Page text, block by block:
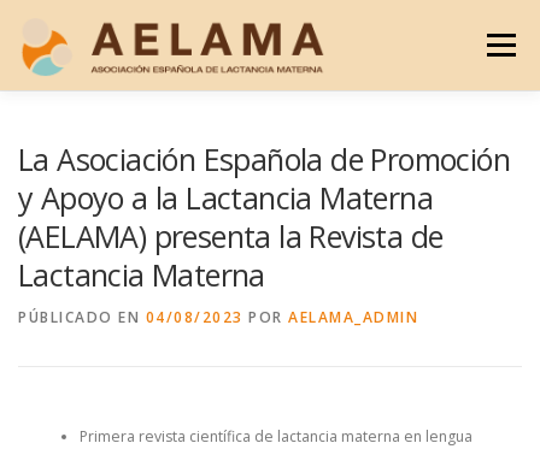
contenido
Menú
DOCUMENTOS HAZTE SOCIO CONTACTO
La Asociación Española de Promoción
y Apoyo a la Lactancia Materna
(AELAMA) presenta la Revista de
Lactancia Materna
PÚBLICADO EN 04/08/2023 POR AELAMA_ADMIN
Primera revista científica de lactancia materna en lengua